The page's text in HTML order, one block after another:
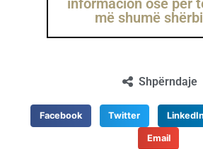
më shumë
Shpërndaje
Facebook Twitter
Email